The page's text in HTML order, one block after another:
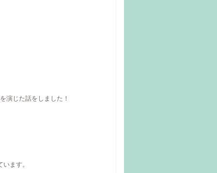
演じた話をしました！
ます。